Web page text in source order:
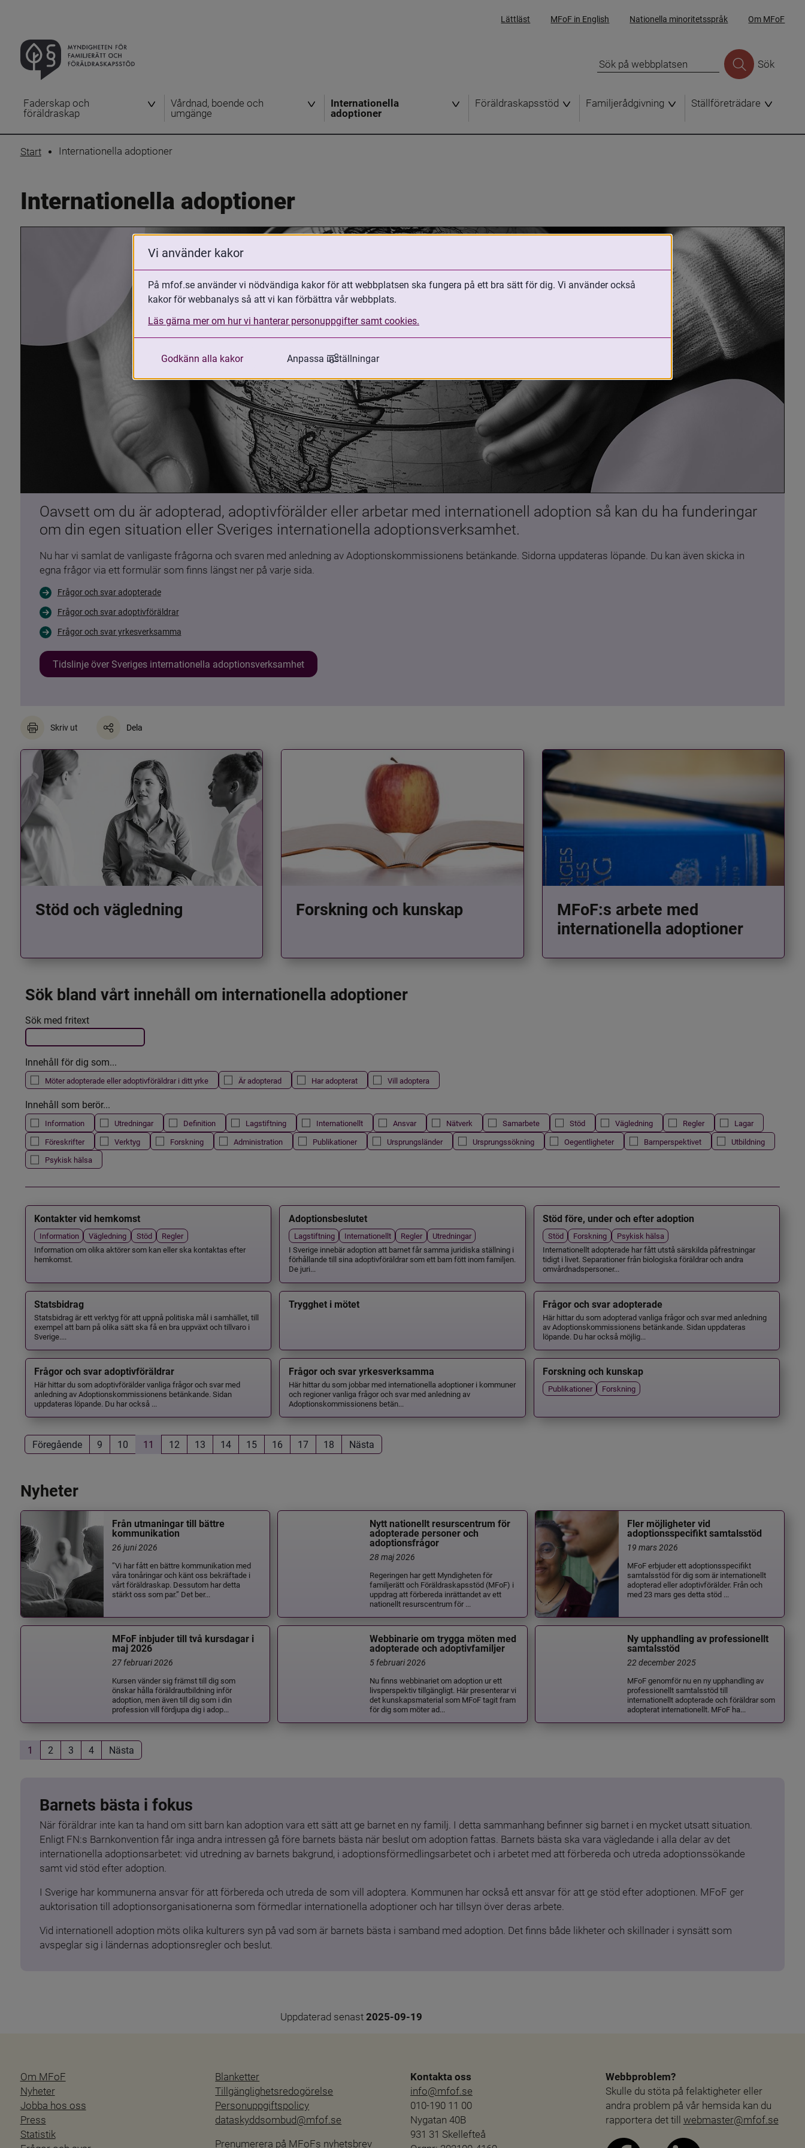
Lättläst MFoF in English Nationella minoritetsspråk Om MFoF
Sök
Faderskap och
föräldraskap
Vårdnad, boende och
umgänge
Internationella
adoptioner
Föräldraskapsstöd Familjerådgivning Ställföreträdare
Start Internationella adoptioner
Internationella adoptioner
Oavsett om du är adopterad, adoptivförälder eller arbetar med internationell adoption så kan du ha funderingar
om din egen situation eller Sveriges internationella adoptionsverksamhet.
Nu har vi samlat de vanligaste frågorna och svaren med anledning av Adoptionskommissionens betänkande. Sidorna uppdateras löpande. Du kan även skicka in
egna frågor via ett formulär som finns längst ner på varje sida.
Frågor och svar adopterade
Frågor och svar adoptivföräldrar
Frågor och svar yrkesverksamma
Tidslinje över Sveriges internationella adoptionsverksamhet
Skriv ut Dela
Stöd och vägledning Forskning och kunskap
MFoF:s arbete med
internationella adoptioner
Sök bland vårt innehåll om internationella adoptioner
Filtrera resultatet
Det här formuläret postas automatiskt
Sök med fritext
Innehåll för dig som...
Möter adopterade eller adoptivföräldrar i ditt yrke Är adopterad Har adopterat Vill adoptera
Innehåll som berör...
Information Utredningar Definition Lagstiftning Internationellt Ansvar Nätverk Samarbete Stöd Vägledning Regler
Lagar
Föreskrifter
Verktyg Forskning Administration Publikationer Ursprungsländer Ursprungssökning Oegentligheter Barnperspektivet
Utbildning
Psykisk hälsa
Kontakter vid hemkomst
Information Vägledning Stöd
Regler
Information om olika aktörer som kan eller ska kontaktas efter
hemkomst.
Adoptionsbeslutet
Lagstiftning Internationellt Regler
Utredningar
I Sverige innebär adoption att barnet får samma juridiska ställning i
förhållande till sina adoptivföräldrar som ett barn fött inom familjen.
De juri...
Stöd före, under och efter adoption
Stöd Forskning
Psykisk hälsa
Internationellt adopterade har fått utstå särskilda påfrestningar
tidigt i livet. Separationer från biologiska föräldrar och andra
omvårdnadspersoner...
Statsbidrag
Statsbidrag är ett verktyg för att uppnå politiska mål i samhället, till
exempel att barn på olika sätt ska få en bra uppväxt och tillvaro i
Sverige....
Trygghet i mötet Frågor och svar adopterade
Här hittar du som adopterad vanliga frågor och svar med anledning
av Adoptionskommissionens betänkande. Sidan uppdateras
löpande. Du har också möjlig...
Frågor och svar adoptivföräldrar
Här hittar du som adoptivförälder vanliga frågor och svar med
anledning av Adoptionskommissionens betänkande. Sidan
uppdateras löpande. Du har också ...
Frågor och svar yrkesverksamma
Här hittar du som jobbar med internationella adoptioner i kommuner
och regioner vanliga frågor och svar med anledning av
Adoptionskommissionens betän...
Forskning och kunskap
Publikationer Forskning
Föregående 9 10 11 12 13 14 15 16 17 18 Nästa
Nyheter
Från utmaningar till bättre
kommunikation
26 juni 2026
”Vi har fått en bättre kommunikation med
våra tonåringar och känt oss bekräftade i
vårt föräldraskap. Dessutom har detta
stärkt oss som par.” Det ber...
Nytt nationellt resurscentrum för
adopterade personer och
adoptionsfrågor
28 maj 2026
Regeringen har gett Myndigheten för
familjerätt och Föräldraskapsstöd (MFoF) i
uppdrag att förbereda inrättandet av ett
nationellt resurscentrum för ...
Fler möjligheter vid
adoptionsspecifikt samtalsstöd
19 mars 2026
MFoF erbjuder ett adoptionsspecifikt
samtalsstöd för dig som är internationellt
adopterad eller adoptivförälder. Från och
med 23 mars ges detta stöd ...
MFoF inbjuder till två kursdagar i
maj 2026
27 februari 2026
Kursen vänder sig främst till dig som
önskar hålla föräldrautbildning inför
adoption, men även till dig som i din
profession vill fördjupa dig i adop...
Webbinarie om trygga möten med
adopterade och adoptivfamiljer
5 februari 2026
Nu finns webbinariet om adoption ur ett
livsperspektiv tillgängligt. Här presenterar vi
det kunskapsmaterial som MFoF tagit fram
för dig som möter ad...
Ny upphandling av professionellt
samtalsstöd
22 december 2025
MFoF genomför nu en ny upphandling av
professionellt samtalsstöd till
internationellt adopterade och föräldrar som
adopterat internationellt. MFoF ha...
1 2 3 4 Nästa
Barnets bästa i fokus
När föräldrar inte kan ta hand om sitt barn kan adoption vara ett sätt att ge barnet en ny familj. I detta sammanhang befinner sig barnet i en mycket utsatt situation.
Enligt FN:s Barnkonvention får inga andra intressen gå före barnets bästa när beslut om adoption fattas. Barnets bästa ska vara vägledande i alla delar av det
internationella adoptionsarbetet: vid utredning av barnets bakgrund, i adoptionsförmedlingsarbetet och i arbetet med att förbereda och utreda adoptionssökande
samt vid stöd efter adoption.
I Sverige har kommunerna ansvar för att förbereda och utreda de som vill adoptera. Kommunen har också ett ansvar för att ge stöd efter adoptionen. MFoF ger
auktorisation till adoptionsorganisationerna som förmedlar internationella adoptioner och har tillsyn över deras arbete.
Vid internationell adoption möts olika kulturers syn på vad som är barnets bästa i samband med adoption. Det finns både likheter och skillnader i synsätt som
avspeglar sig i ländernas adoptionsregler och beslut.
Uppdaterad senast 2025-09-19
Om MFoF
Nyheter
Jobba hos oss
Press
Statistik
Blanketter
Tillgänglighetsredogörelse
Personuppgiftspolicy
dataskyddsombud@mfof.se
Prenumerera på MFoFs nyhetsbrev
Kontakta oss
info@mfof.se
010-190 11 00
Nygatan 40B
931 31 Skellefteå
Webbproblem?
Skulle du stöta på felaktigheter eller
andra problem på vår hemsida kan du
rapportera det till webmaster@mfof.se
Vi använder kakor
På mfof.se använder vi nödvändiga kakor för att webbplatsen ska fungera på ett bra sätt för dig. Vi använder också
kakor för webbanalys så att vi kan förbättra vår webbplats.
Läs gärna mer om hur vi hanterar personuppgifter samt cookies.
Godkänn alla kakor Anpassa inställningar